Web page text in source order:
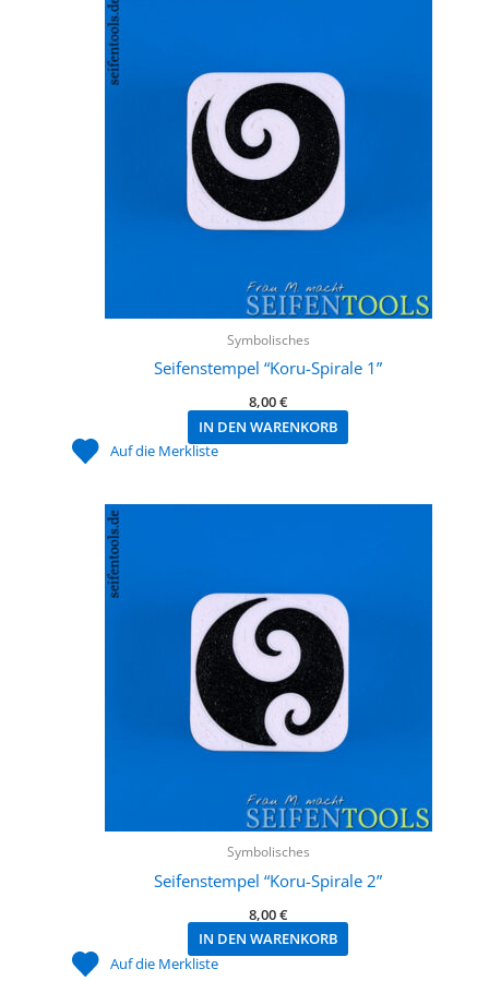
Symbolisches
Seifenstempel “Koru-Spirale 1”
8,00€
IN DEN WARENKORB
Auf die Merkliste
Symbolisches
Seifenstempel “Koru-Spirale 2”
8,00€
IN DEN WARENKORB
Auf die Merkliste